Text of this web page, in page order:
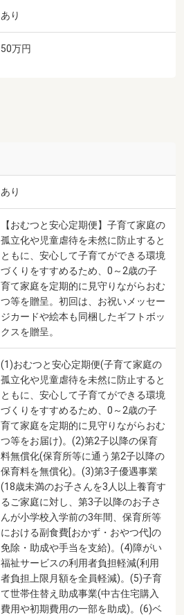
あり
50万円
あり
【おむつと安心定期便】子育て家庭の
孤立化や児童虐待を未然に防止すると
ともに、安心して子育てができる環境
づくりをすすめるため、0～2歳の子
育て家庭を定期的に見守りながらおむ
つ等を贈呈。初回は、お祝いメッセー
ジカードや絵本も同梱したギフトボッ
クスを贈呈。
(1)おむつと安心定期便(子育て家庭の
孤立化や児童虐待を未然に防止すると
ともに、安心して子育てができる環境
づくりをすすめるため、0～2歳の子
育て家庭を定期的に見守りながらおむ
つ等をお届け)。(2)第2子以降の保育
料無償化(保育所等に通う第2子以降の
保育料を無償化)。(3)第3子優遇事業
(18歳未満のお子さんを3人以上養育す
るご家庭に対し、第3子以降のお子さ
んが小学校入学前の3年間、保育所等
における副食費[おかず・おやつ代]の
免除・助成や手当を支給)。(4)障がい
福祉サービスの利用者負担軽減(利用
者負担上限月額を全員軽減)。(5)子育
て世帯住替え助成事業(中古住宅購入
費用や初期費用の一部を助成)。(6)ベ